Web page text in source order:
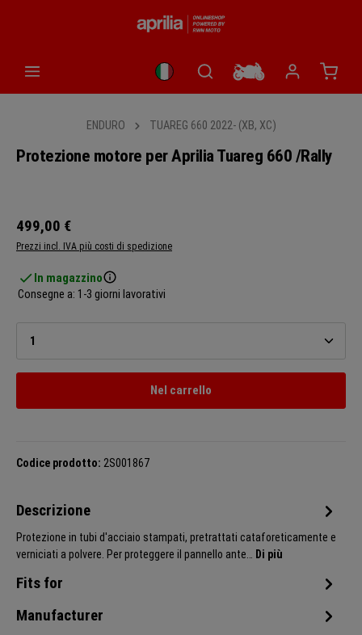
Il
ENDURO TUAREG 660 2022- (XB, XC)
Protezione motore per Aprilia Tuareg 660 /Rally
499,00 €
Prezzi incl. IVA più costi di spedizione
In magazzino
Consegne a: 1-3 giorni lavorativi
Quantità del prodotto: inserisci la quantità desiderata o
Nel carrello
Codice prodotto: 2S001867
Descrizione
Protezione in tubi d'acciaio stampati, pretrattati cataforeticamente e
verniciati a polvere. Per proteggere il pannello ante… Di più
Fits for
Manufacturer